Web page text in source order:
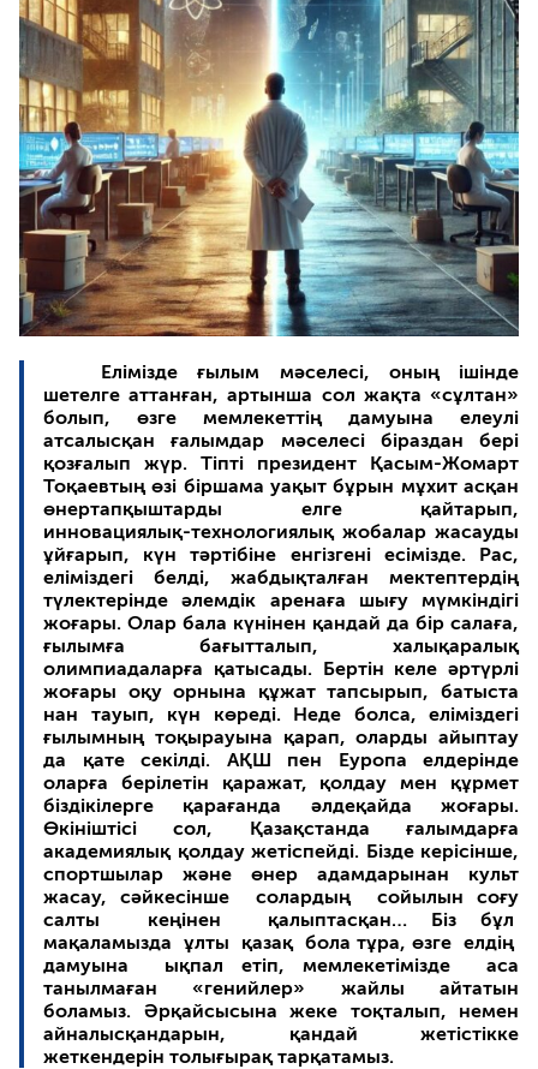
Елімізде ғылым мәселесі, оның ішінде
шетелге аттанған, артынша сол жақта «сұлтан»
болып, өзге мемлекеттің дамуына елеулі
атсалысқан ғалымдар мәселесі біраздан бері
қозғалып жүр. Тіпті президент Қасым-Жомарт
Тоқаевтың өзі біршама уақыт бұрын мұхит асқан
өнертапқыштарды елге қайтарып,
инновациялық-технологиялық жобалар жасауды
ұйғарып, күн тәртібіне енгізгені есімізде. Рас,
еліміздегі белді, жабдықталған мектептердің
түлектерінде әлемдік аренаға шығу мүмкіндігі
жоғары. Олар бала күнінен қандай да бір салаға,
ғылымға бағытталып, халықаралық
олимпиадаларға қатысады. Бертін келе әртүрлі
жоғары оқу орнына құжат тапсырып, батыста
нан тауып, күн көреді. Неде болса, еліміздегі
ғылымның тоқырауына қарап, оларды айыптау
да қате секілді. АҚШ пен Еуропа елдерінде
оларға берілетін қаражат, қолдау мен құрмет
біздікілерге қарағанда әлдеқайда жоғары.
Өкініштісі сол, Қазақстанда ғалымдарға
академиялық қолдау жетіспейді. Бізде керісінше,
спортшылар және өнер адамдарынан культ
жасау, сәйкесінше солардың сойылын соғу
салты кеңінен қалыптасқан… Біз бұл
мақаламызда ұлты қазақ бола тұра, өзге елдің
дамуына ықпал етіп, мемлекетімізде аса
танылмаған «генийлер» жайлы айтатын
боламыз. Әрқайсысына жеке тоқталып, немен
айналысқандарын, қандай жетістікке
жеткендерін толығырақ тарқатамыз.